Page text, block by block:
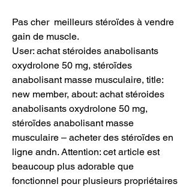
Pas cher  meilleurs stéroïdes à vendre
gain de muscle.
User: achat stéroides anabolisants
oxydrolone 50 mg, stéroïdes
anabolisant masse musculaire, title:
new member, about: achat stéroides
anabolisants oxydrolone 50 mg,
stéroïdes anabolisant masse
musculaire – acheter des stéroïdes en
ligne andn. Attention: cet article est
beaucoup plus adorable que
fonctionnel pour plusieurs propriétaires